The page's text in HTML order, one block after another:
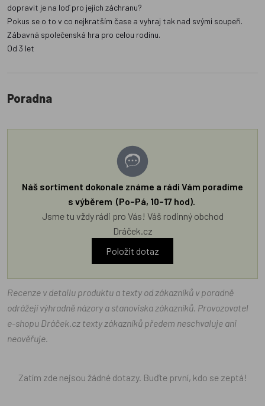
dopravit je na loď pro jejich záchranu?
Pokus se o to v co nejkratším čase a vyhraj tak nad svými soupeři.
Zábavná společenská hra pro celou rodinu.
Od 3 let
Poradna
Náš sortiment dokonale známe a rádi Vám poradíme
s výběrem (Po–Pá, 10–17 hod).
Jsme tu vždy rádi pro Vás! Váš rodinný obchod
Dráček.cz
Položit dotaz
Recenze v detailu produktu a texty od zákazníků v poradně
odrážejí výhradně názory a stanoviska zákazníků. Provozovatel
e-shopu Dráček.cz texty zákazníků předem neschvaluje ani
neověřuje.
Zatím zde nejsou žádné dotazy. Buďte první, kdo se zeptá!